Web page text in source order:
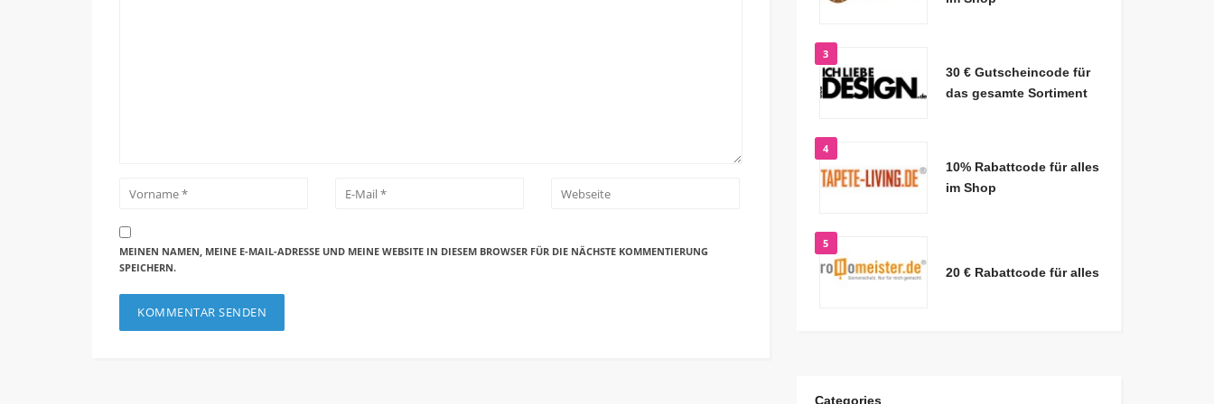
MEINEN NAMEN, MEINE E-MAIL-ADRESSE UND MEINE WEBSITE IN DIESEM BROWSER FÜR DIE NÄCHSTE KOMMENTIERUNG
SPEICHERN.
3
30 € Gutscheincode für
das gesamte Sortiment
4
10% Rabattcode für alles
im Shop
5
20 € Rabattcode für alles
Categories